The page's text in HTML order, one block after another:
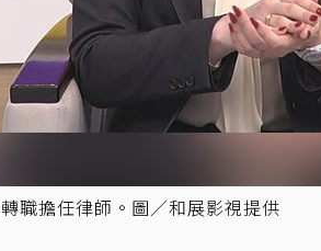
職擔任律師。圖／和展影視提供